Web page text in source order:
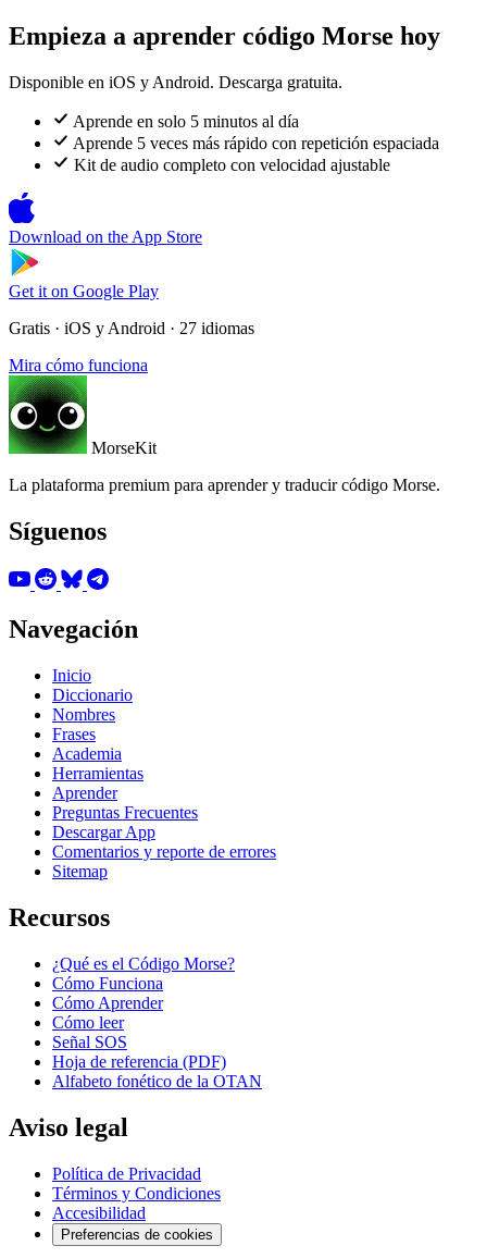
Empieza a aprender código Morse hoy
Disponible en iOS y Android. Descarga gratuita.
Aprende en solo 5 minutos al día
Aprende 5 veces más rápido con repetición espaciada
Kit de audio completo con velocidad ajustable
Download on the App Store
Get it on Google Play
Gratis · iOS y Android · 27 idiomas
Mira cómo funciona
MorseKit
La plataforma premium para aprender y traducir código Morse.
Síguenos
Navegación
Inicio
Diccionario
Nombres
Frases
Academia
Herramientas
Aprender
Preguntas Frecuentes
Descargar App
Comentarios y reporte de errores
Sitemap
Recursos
¿Qué es el Código Morse?
Cómo Funciona
Cómo Aprender
Cómo leer
Señal SOS
Hoja de referencia (PDF)
Alfabeto fonético de la OTAN
Aviso legal
Política de Privacidad
Términos y Condiciones
Accesibilidad
Preferencias de cookies